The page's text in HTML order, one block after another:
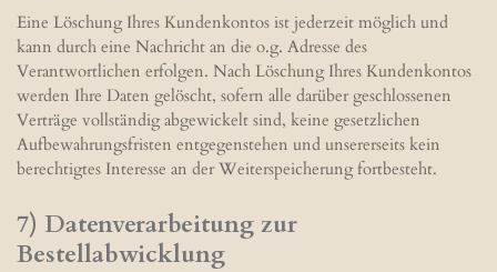
Eine Löschung Ihres Kundenkontos ist jederzeit möglich und
kann durch eine Nachricht an die o.g. Adresse des
Verantwortlichen erfolgen. Nach Löschung Ihres Kundenkontos
werden Ihre Daten gelöscht, sofern alle darüber geschlossenen
Verträge vollständig abgewickelt sind, keine gesetzlichen
Aufbewahrungsfristen entgegenstehen und unsererseits kein
berechtigtes Interesse an der Weiterspeicherung fortbesteht.
7) Datenverarbeitung zur
Bestellabwicklung